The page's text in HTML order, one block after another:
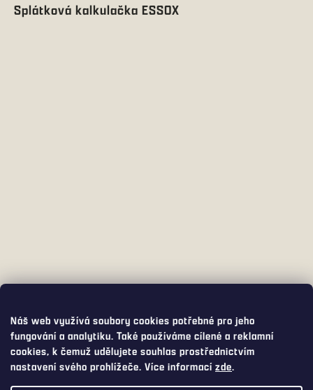
Náš web využívá soubory cookies potřebné pro jeho
fungování a analytiku. Také používáme cílené a reklamní
cookies, k čemuž udělujete souhlas prostřednictvím
nastavení svého prohlížeče. Více informacízde.
Splátková kalkulačka ESSOX